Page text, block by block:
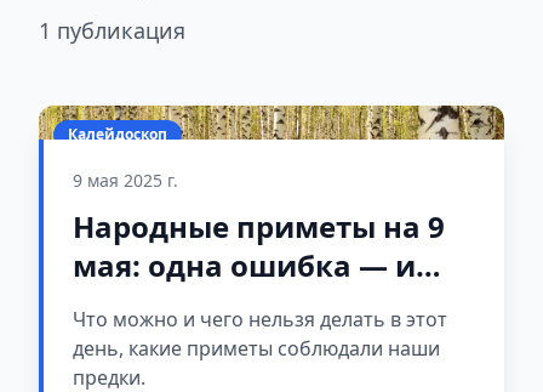
1 публикация
Калейдоскоп
9 мая 2025 г.
Народные приметы на 9
мая: одна ошибка — и
удача обойдет стороной
весь год
Что можно и чего нельзя делать в этот
день, какие приметы соблюдали наши
предки.